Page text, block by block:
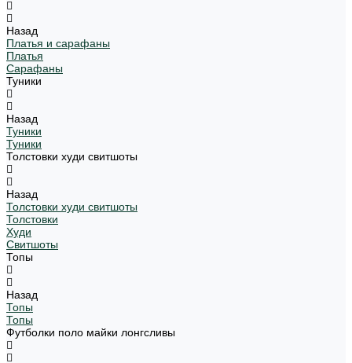
Назад
Платья и сарафаны
Платья
Сарафаны
Туники
Назад
Туники
Туники
Толстовки худи свитшоты
Назад
Толстовки худи свитшоты
Толстовки
Худи
Свитшоты
Топы
Назад
Топы
Топы
Футболки поло майки лонгсливы